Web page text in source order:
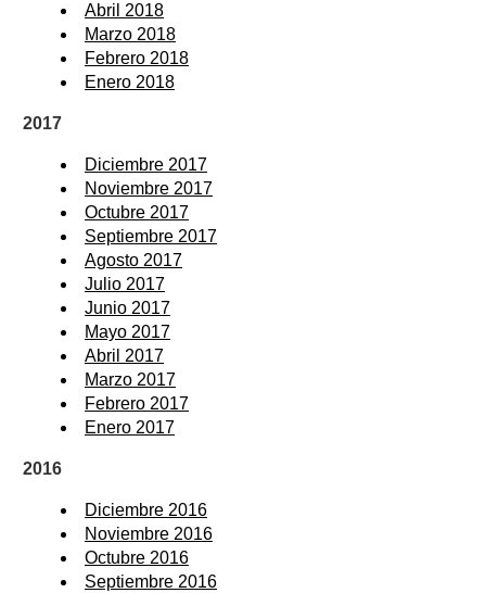
Abril 2018
Marzo 2018
Febrero 2018
Enero 2018
2017
Diciembre 2017
Noviembre 2017
Octubre 2017
Septiembre 2017
Agosto 2017
Julio 2017
Junio 2017
Mayo 2017
Abril 2017
Marzo 2017
Febrero 2017
Enero 2017
2016
Diciembre 2016
Noviembre 2016
Octubre 2016
Septiembre 2016